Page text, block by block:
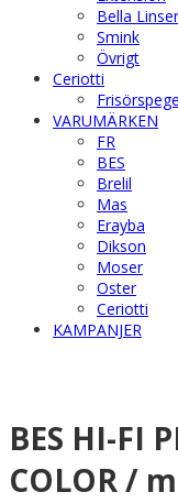
Bella Linser
Smink
Övrigt
Ceriotti
VARUMÄRKEN
FR
BES
Brelil
Mas
Erayba
Dikson
Moser
Oster
Ceriotti
KAMPANJER
BES HI-FI
COLOR /